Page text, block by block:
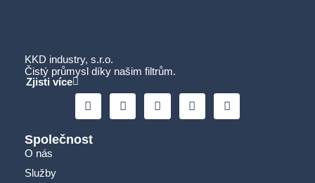
KKD industry, s.r.o.
Čistý průmysl díky našim filtrům.
Zjisti více
Společnost
O nás
Služby